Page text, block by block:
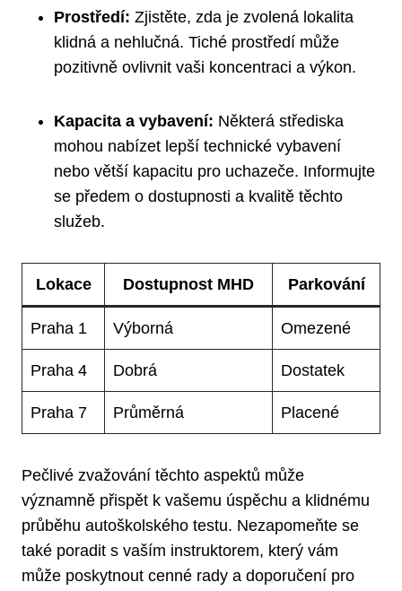
Prostředí: Zjistěte, zda je zvolená lokalita
klidná a nehlučná. Tiché prostředí může
pozitivně ovlivnit vaši koncentraci a výkon.
Kapacita a vybavení: Některá střediska
mohou nabízet lepší technické vybavení
nebo větší kapacitu pro uchazeče. Informujte
se předem o dostupnosti a kvalitě těchto
služeb.
Lokace Dostupnost MHD Parkování
Praha 1 Výborná Omezené
Praha 4 Dobrá Dostatek
Praha 7 Průměrná Placené
Pečlivé zvažování těchto aspektů může
významně přispět k vašemu úspěchu a klidnému
průběhu autoškolského testu. Nezapomeňte se
také poradit s vaším instruktorem, který vám
může poskytnout cenné rady a doporučení pro